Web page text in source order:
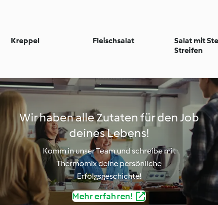
Kreppel Fleischsalat
Salat mit
Streifen
Wir haben alle Zutaten für den Job
deines Lebens!
Komm in unser Team und schreibe mit
Thermomix deine persönliche
Erfolgsgeschichte!
Mehr erfahren!